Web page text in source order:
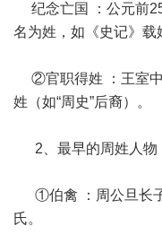
纪念亡国 ：公元前
名为姓，如《史记》载
②官职得姓 ：王室中
姓（如“周史”后裔）。
2、最早的周姓人物
①伯禽 ：周公旦长子
氏。